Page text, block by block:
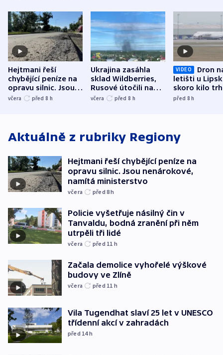
Hejtmani řeší
chybějící peníze na
opravu silnic. Jsou
nenárokové, namítá
včera před 8 h
Ukrajina zasáhla
sklad Wildberries,
Rusové útočili na
trh, hasiče či
včera před 8 h
VIDEO
Dron
letišti u
skoro kilo
indicie
před 8h
Aktuálně z rubriky Regiony
Hejtmani řeší chybějící peníze na
opravu silnic. Jsou nenárokové,
namítá ministerstvo
včera před 8h
Policie vyšetřuje násilný čin v
Tanvaldu, bodná zranění při něm
utrpěli tři lidé
včera před 11 h
Začala demolice vyhořelé výškové
budovy ve Zlíně
včera před 11 h
Vila Tugendhat slaví 25 let v UNESCO
třídenní akcí v zahradách
před 14h